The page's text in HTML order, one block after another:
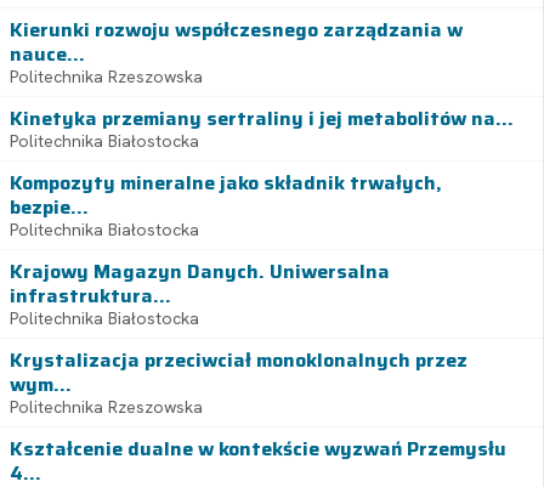
Kierunki rozwoju współczesnego zarządzania w
nauce...
Politechnika Rzeszowska
Kinetyka przemiany sertraliny i jej metabolitów na...
Politechnika Białostocka
Kompozyty mineralne jako składnik trwałych,
bezpie...
Politechnika Białostocka
Krajowy Magazyn Danych. Uniwersalna
infrastruktura...
Politechnika Białostocka
Krystalizacja przeciwciał monoklonalnych przez
wym...
Politechnika Rzeszowska
Kształcenie dualne w kontekście wyzwań Przemysłu
4...